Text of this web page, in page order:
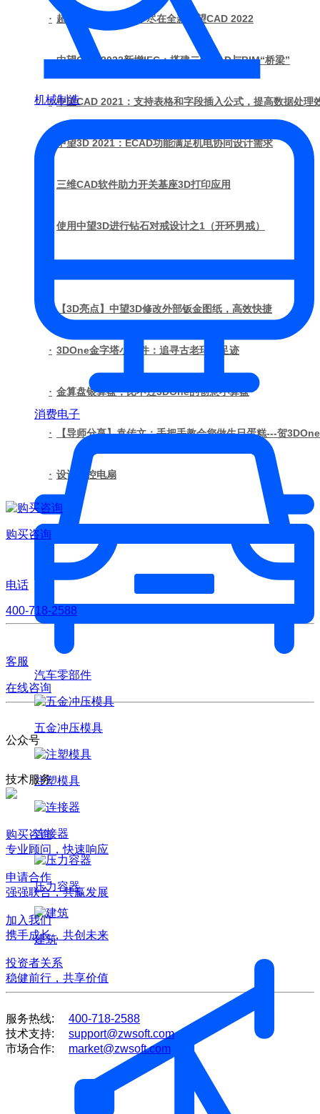
机械制造
消费电子
汽车零部件
五金冲压模具
注塑模具
连接器
压力容器
建筑
· 超强升级表格功能，尽在全新中望CAD 2022
· 中望CAD 2022新增IFC：搭建二维CAD与BIM“桥梁”
· 中望CAD 2021：支持表格和字段插入公式，提高数据处理
中望3D 2021：ECAD功能满足机电协同设计需求
三维CAD软件助力开关基座3D打印应用
使用中望3D进行钻石对戒设计之1（开环男戒）
【3D亮点】中望3D修改外部钣金图纸，高效快捷
· 3DOne金字塔小课件：追寻古老玛雅足迹
· 金算盘银算盘，比不过3DOne的创意小算盘
· 【导师分享】袁传文：手把手教会您做生日蛋糕---贺
· 设计遥控电扇
购买咨询
电话
400-718-2588
客服
在线咨询
公众号
技术服务
购买咨询
专业顾问，快速响应
申请合作
强强联合，共赢发展
加入我们
携手成长，共创未来
投资者关系
稳健前行，共享价值
服务热线:
400-718-2588
技术支持:
support@zwsoft.com
市场合作:
market@zwsoft.com